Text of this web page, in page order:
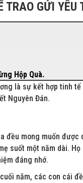
TRAO GỬI YÊU
Hộp Quà.
là sự kết hợp tinh
Nguyên Đán.
đều mong muốn
suốt một năm dài.
đáng nhớ.
năm, các con cái